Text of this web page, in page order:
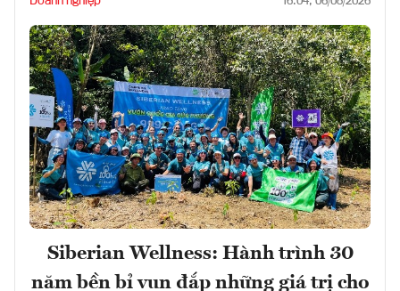
Siberian Wellness: Hành trình 30
năm bền bỉ vun đắp những giá trị cho